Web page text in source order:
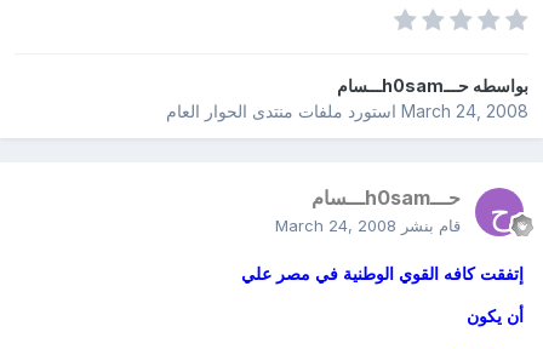
بواسطهحـــh0samـــسام
March 24, 2008استورد ملفات منتدى الحوار العام
حـــh0samـــسام
قام بنشر March 24, 2008
إتفقت كافه القوي الوطنية في مصر علي
أن يكون